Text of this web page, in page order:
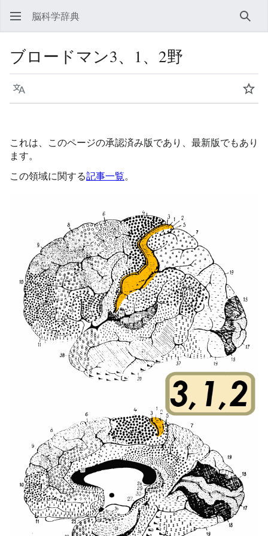
脳科学辞典 検索
ブロードマン3、1、2野
言語 ウ
これは、このページの承認済み版であり、最新版でもあり
ます。
この領域に関する記事一覧。